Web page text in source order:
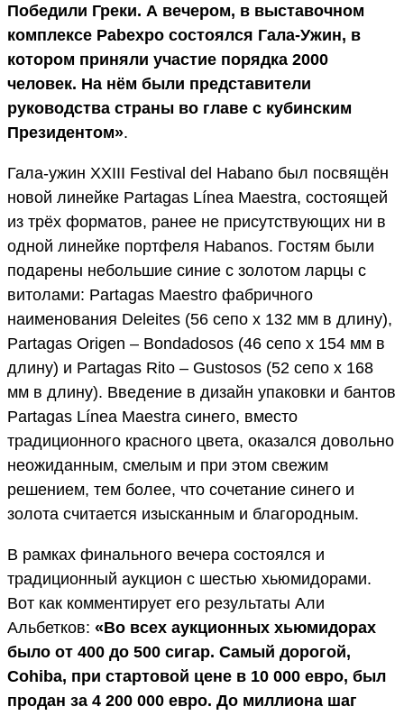
Победили Греки. А вечером, в выставочном
комплексе Pabexpo состоялся Гала-Ужин, в
котором приняли участие порядка 2000
человек. На нём были представители
руководства страны во главе с кубинским
Президентом».
Гала-ужин XXIII Festival del Habano был посвящён
новой линейке Partagas Línea Maestra, состоящей
из трёх форматов, ранее не присутствующих ни в
одной линейке портфеля Habanos. Гостям были
подарены небольшие синие с золотом ларцы с
витолами: Partagas Maestro фабричного
наименования Deleites (56 сепо x 132 мм в длину),
Partagas Origen – Bondadosos (46 сепо x 154 мм в
длину) и Partagas Rito – Gustosos (52 сепо x 168
мм в длину). Введение в дизайн упаковки и бантов
Partagas Línea Maestra синего, вместо
традиционного красного цвета, оказался довольно
неожиданным, смелым и при этом свежим
решением, тем более, что сочетание синего и
золота считается изысканным и благородным.
В рамках финального вечера состоялся и
традиционный аукцион с шестью хьюмидорами.
Вот как комментирует его результаты Али
Альбетков: «Во всех аукционных хьюмидорах
было от 400 до 500 сигар. Самый дорогой,
Cohiba, при стартовой цене в 10 000 евро, был
продан за 4 200 000 евро. До миллиона шаг